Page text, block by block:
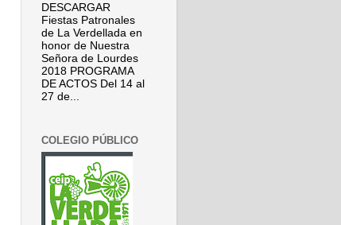
DESCARGAR
Fiestas Patronales
de La Verdellada en
honor de Nuestra
Señora de Lourdes
2018 PROGRAMA
DE ACTOS Del 14 al
27 de...
COLEGIO PÚBLICO